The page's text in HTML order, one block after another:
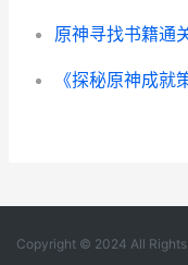
原神寻找书籍通
《探秘原神成
Copyright © 2024 All